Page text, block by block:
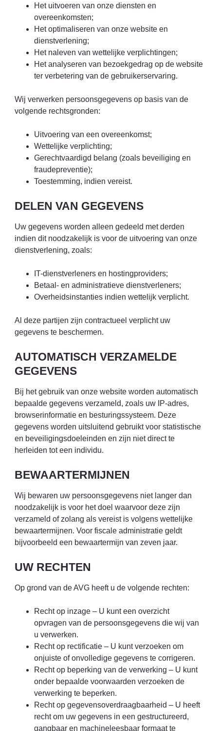
Het uitvoeren van onze diensten en
overeenkomsten;
Het optimaliseren van onze website en
dienstverlening;
Het naleven van wettelijke verplichtingen;
Het analyseren van bezoekgedrag op de website
ter verbetering van de gebruikerservaring.
Wij verwerken persoonsgegevens op basis van de
volgende rechtsgronden:
Uitvoering van een overeenkomst;
Wettelijke verplichting;
Gerechtvaardigd belang (zoals beveiliging en
fraudepreventie);
Toestemming, indien vereist.
DELEN VAN GEGEVENS
Uw gegevens worden alleen gedeeld met derden
indien dit noodzakelijk is voor de uitvoering van onze
dienstverlening, zoals:
IT-dienstverleners en hostingproviders;
Betaal- en administratieve dienstverleners;
Overheidsinstanties indien wettelijk verplicht.
Al deze partijen zijn contractueel verplicht uw
gegevens te beschermen.
AUTOMATISCH VERZAMELDE
GEGEVENS
Bij het gebruik van onze website worden automatisch
bepaalde gegevens verzameld, zoals uw IP-adres,
browserinformatie en besturingssysteem. Deze
gegevens worden uitsluitend gebruikt voor statistische
en beveiligingsdoeleinden en zijn niet direct te
herleiden tot een individu.
BEWAARTERMIJNEN
Wij bewaren uw persoonsgegevens niet langer dan
noodzakelijk is voor het doel waarvoor deze zijn
verzameld of zolang als vereist is volgens wettelijke
bewaartermijnen. Voor fiscale administratie geldt
bijvoorbeeld een bewaartermijn van zeven jaar.
UW RECHTEN
Op grond van de AVG heeft u de volgende rechten:
Recht op inzage – U kunt een overzicht
opvragen van de persoonsgegevens die wij van
u verwerken.
Recht op rectificatie – U kunt verzoeken om
onjuiste of onvolledige gegevens te corrigeren.
Recht op beperking van de verwerking – U kunt
onder bepaalde voorwaarden verzoeken de
verwerking te beperken.
Recht op gegevensoverdraagbaarheid – U heeft
recht om uw gegevens in een gestructureerd,
gangbaar en machineleesbaar formaat te